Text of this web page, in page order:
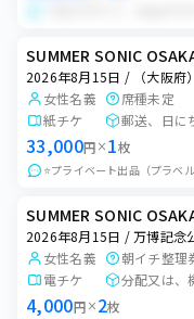
SUMMER SONIC
2026年8月15日 / （大阪府
女性名義
席種未定
紙チケ
33,000円 × 1枚
SUMMER SONIC
2026年8月15日 / 万博記念
女性名義
朝イチ整理
電チケ
分配又は、
4,000円 × 2枚